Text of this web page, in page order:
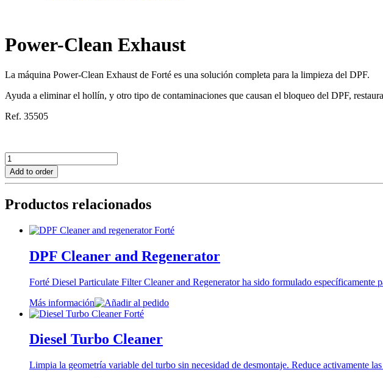
Power-Clean Exhaust
La máquina Power-Clean Exhaust de Forté es una solución completa para la limpieza del DPF.
Ayuda a eliminar el hollín, y otro tipo de contaminaciones que causan el bloqueo del DPF,
Ref. 35505
Power-
Clean
Exhaust
Add to order
Productos relacionados
DPF Cleaner and Regenerator
Forté Diesel Particulate Filter Cleaner and Regenerator ha sido formulado
Más información
Diesel Turbo Cleaner
Limpia la geometría variable del turbo sin necesidad de desmontaje. Reduce activamente